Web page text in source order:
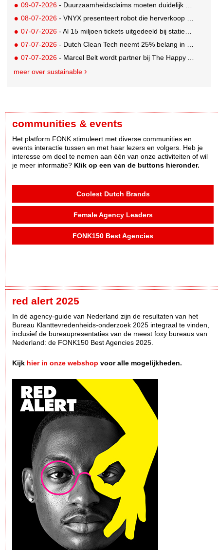
09-07-2026 - Duurzaamheidsclaims moeten duidelijk en controleerbaar zijn vanaf 27 september
08-07-2026 - VNYX presenteert robot die herverkoop van kleding vergemakkelijkt
07-07-2026 - Al 15 miljoen tickets uitgedeeld bij statiegeldwinactie met Tikkie
07-07-2026 - Dutch Clean Tech neemt 25% belang in bijna honderd jaar oud drinkwaterbedrijf in Guatemala
07-07-2026 - Marcel Belt wordt partner bij The Happy Activist
meer over sustainable
communities & events
Het platform FONK stimuleert met diverse communities en
events interactie tussen en met haar lezers en volgers. Heb je
interesse om deel te nemen aan één van onze activiteiten of wil
je meer informatie? Klik op een van de buttons hieronder.
Coolest Dutch Brands
Female Agency Leaders
FONK150 Best Agencies
red alert 2025
In dè agency-guide van Nederland zijn de resultaten van het
Bureau Klanttevredenheids-onderzoek 2025 integraal te vinden,
inclusief de bureaupresentaties van de meest foxy bureaus van
Nederland: de FONK150 Best Agencies 2025.
Kijk hier in onze webshop voor alle mogelijkheden.